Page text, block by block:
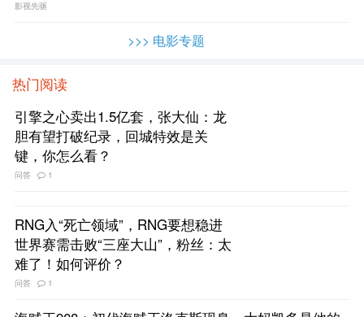
引擎之心卖出1.5亿套，张大仙：龙
胆有望打破纪录，回城特效是关
键，你怎么看？
RNG入“死亡领域”，RNG要想稳进
世界赛需击败“三座大山”，粉丝：太
难了！如何评价？